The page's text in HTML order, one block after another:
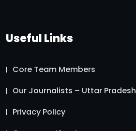
Useful Links
Core Team Members
Our Journalists – Uttar Pradesh
Privacy Policy